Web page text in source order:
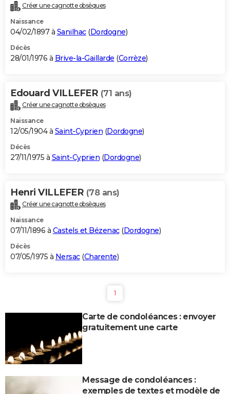
Créer une cagnotte obsèques
Naissance
04/02/1897 à Sanilhac(Dordogne)
Décès
28/01/1976 à Brive-la-Gaillarde (Corrèze)
Edouard VILLEFER (71 ans)
Créer une cagnotte obsèques
Naissance
12/05/1904 à Saint-Cyprien (Dordogne)
Décès
27/11/1975 à Saint-Cyprien (Dordogne)
Henri VILLEFER (78 ans)
Créer une cagnotte obsèques
Naissance
07/11/1896 à Castels et Bézenac(Dordogne)
Décès
07/05/1975 à Nersac(Charente)
1
Carte de condoléances : envoyer
gratuitement une carte
Message de condoléances :
exemples de textes et modèle de